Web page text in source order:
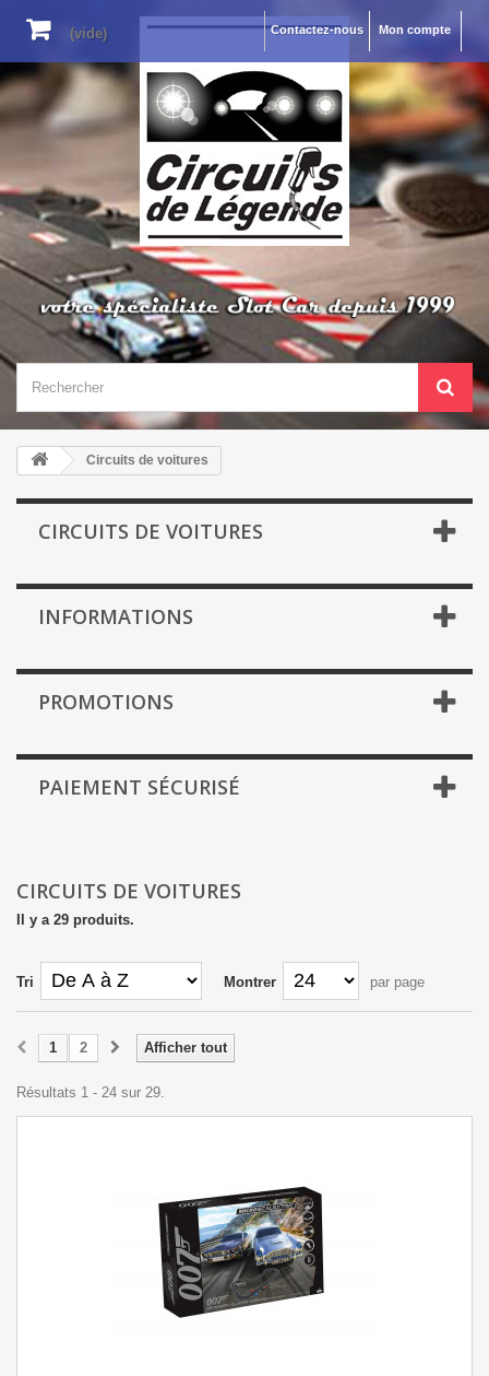
Mon compte
Contactez-nous
(vide)
Circuits de voitures
CIRCUITS DE VOITURES
INFORMATIONS
PROMOTIONS
PAIEMENT SÉCURISÉ
CIRCUITS DE VOITURES
Il y a 29 produits.
Tri Montrer par page
Afficher tout
1 2
Résultats 1 - 24 sur 29.